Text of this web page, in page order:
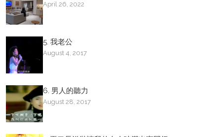
April 26, 2022
5. 我老公
August 4, 2017
6. 男人的聽力
August 28, 2017